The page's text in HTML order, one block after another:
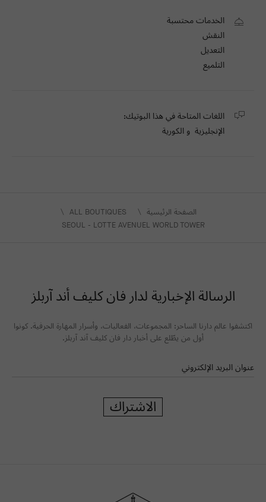
الخدمات محتسبة
النقش
التعديل
التلميع
اللغات المتاحة في هذا البوتيك:
الإنجليزية و الكورية
الصفحة الرئيسية
ALL BOUTIQUES
SEOUL - LOTTE AVENUEL WORLD TOWER
الرسالة الإخبارية لدار فان كليف أند آربلز
اكتشفوا عالم دارنا الساحر: المجموعات، الفعاليات، وأسرار المهارة الحرفية. كونوا
أول من يطّلع على أخبار دار فان كليف آند آربلز.
عنوان البريد الإلكتروني
فان